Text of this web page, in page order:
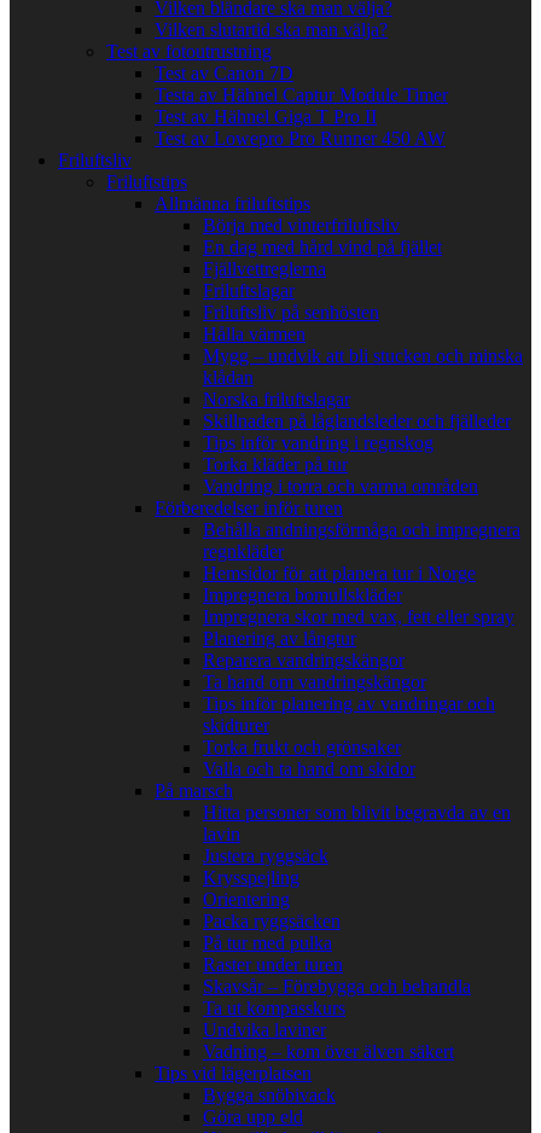
Vilken bländare ska man välja?
Vilken slutartid ska man välja?
Test av fotoutrustning
Test av Canon 7D
Testa av Hähnel Captur Module Timer
Test av Hähnel Giga T Pro II
Test av Lowepro Pro Runner 450 AW
Friluftsliv
Friluftstips
Allmänna friluftstips
Börja med vinterfriluftsliv
En dag med hård vind på fjället
Fjällvettreglerna
Friluftslagar
Friluftsliv på senhösten
Hålla värmen
Mygg – undvik att bli stucken och minska
klådan
Norska friluftslagar
Skillnaden på låglandsleder och fjälleder
Tips inför vandring i regnskog
Torka kläder på tur
Vandring i torra och varma områden
Förberedelser inför turen
Behålla andningsförmåga och impregnera
regnkläder
Hemsidor för att planera tur i Norge
Impregnera bomullskläder
Impregnera skor med vax, fett eller spray
Planering av långtur
Reparera vandringskängor
Ta hand om vandringskängor
Tips inför planering av vandringar och
skidturer
Torka frukt och grönsaker
Valla och ta hand om skidor
På marsch
Hitta personer som blivit begravda av en
lavin
Justera ryggsäck
Krysspejling
Orientering
Packa ryggsäcken
På tur med pulka
Raster under turen
Skavsår – Förebygga och behandla
Ta ut kompasskurs
Undvika laviner
Vadning – kom över älven säkert
Tips vid lägerplatsen
Bygga snöbivack
Göra upp eld